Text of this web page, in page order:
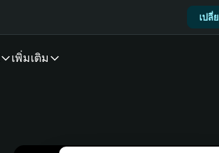
เปลี่
เพิ่มเติม